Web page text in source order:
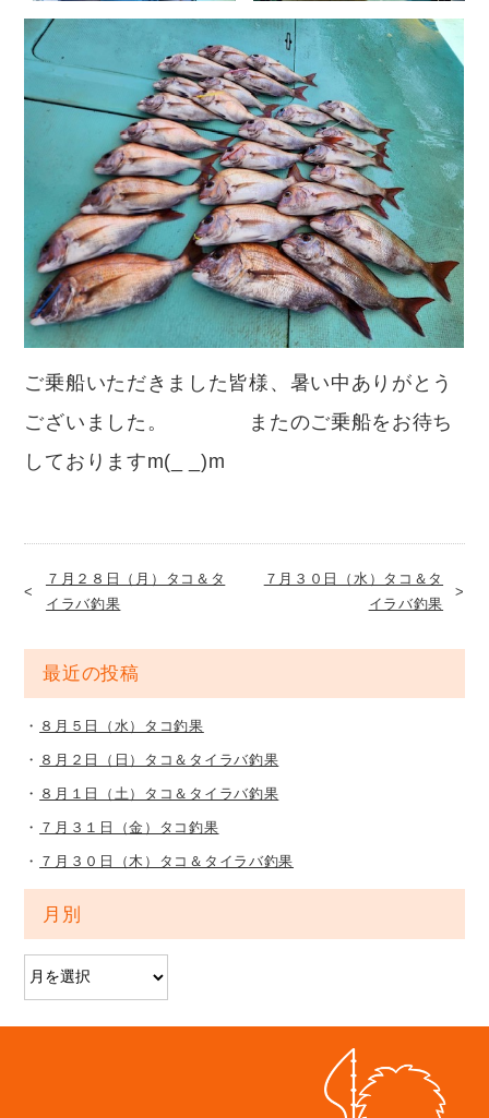
ご乗船いただきました皆様、暑い中ありがとう
ございました。 またのご乗船をお待ち
しておりますm(_ _)m
７月２８日（月）タコ＆タ
イラバ釣果
７月３０日（水）タコ＆タ
イラバ釣果
最近の投稿
８月５日（水）タコ釣果
８月２日（日）タコ＆タイラバ釣果
８月１日（土）タコ＆タイラバ釣果
７月３１日（金）タコ釣果
７月３０日（木）タコ＆タイラバ釣果
月別